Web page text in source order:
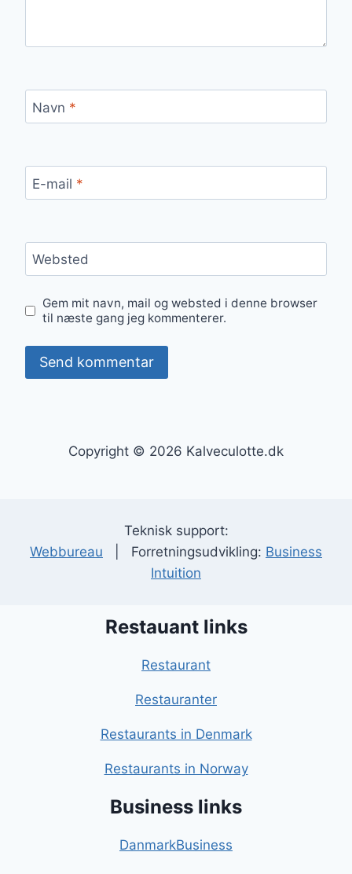
Navn *
E-mail *
Websted
Gem mit navn, mail og websted i denne browser
til næste gang jeg kommenterer.
Copyright © 2026 Kalveculotte.dk
Teknisk support:
Webbureau | Forretningsudvikling: Business
Intuition
Restauant links
Restaurant
Restauranter
Restaurants in Denmark
Restaurants in Norway
Business links
DanmarkBusiness